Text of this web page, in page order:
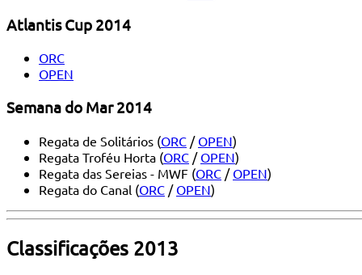
Atlantis Cup 2014
ORC
OPEN
Semana do Mar 2014
Regata de Solitários (ORC / OPEN)
Regata Troféu Horta (ORC / OPEN)
Regata das Sereias - MWF (ORC / OPEN)
Regata do Canal (ORC / OPEN)
Classificações 2013